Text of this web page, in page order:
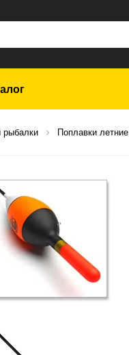
Туризм, отдых
рыбалки Поплавки летние